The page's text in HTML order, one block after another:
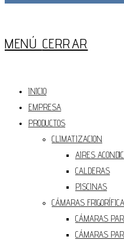
to
Main
Menu
panel
MENÚ CERRAR
INICIO
EMPRESA
PRODUCTOS
CLIMATIZACION
AIRES
CALDERAS
PISCINAS
CÁMARAS
CÁMARAS
CÁMARAS